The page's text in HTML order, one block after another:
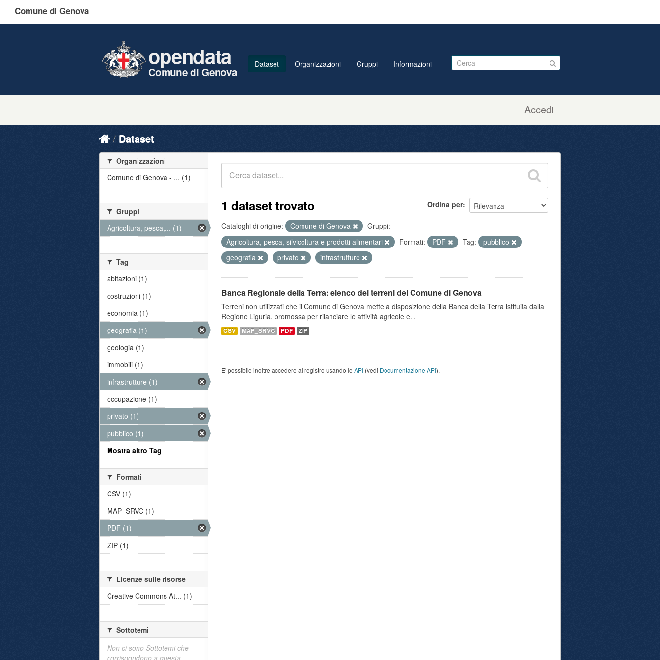
Comune di Genova
Accedi
opendata
Comune di Genova
Dataset Organizzazioni Gruppi Informazioni
Dataset
Ordina per
1 dataset trovato
Cataloghi di origine: Comune di Genova
Gruppi:
Agricoltura, pesca, silvicoltura e prodotti alimentari
Formati: PDF Tag:
pubblico
geografia
privato infrastrutture
Banca Regionale della Terra: elenco dei terreni del Comune di Genova
Terreni non utilizzati che il Comune di Genova mette a disposizione della Banca della Terra istituita dalla
Regione Liguria, promossa per rilanciare le attività agricole e...
CSV MAP_SRVC PDF ZIP
E' possibile inoltre accedere al registro usando le API (vedi Documentazione API).
Organizzazioni
Comune di Genova - ... (1)
Gruppi
Agricoltura, pesca,... (1)
Tag
abitazioni (1)
costruzioni (1)
economia (1)
geografia (1)
geologia (1)
immobili (1)
infrastrutture (1)
occupazione (1)
privato (1)
pubblico (1)
Mostra altro Tag
Formati
CSV (1)
MAP_SRVC (1)
PDF (1)
ZIP (1)
Licenze sulle risorse
Creative Commons At... (1)
Sottotemi
Non ci sono Sottotemi che
corrispondono a questa